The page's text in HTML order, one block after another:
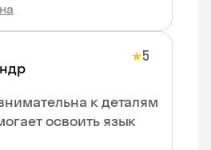
★5
к деталям
освоить язык